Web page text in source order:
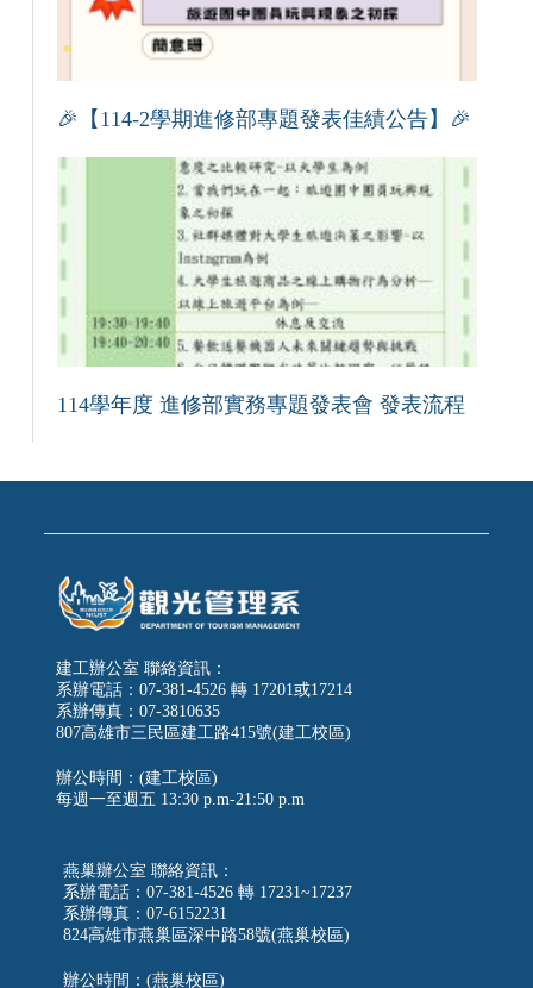
🎉【114-2學期進修部專題發表佳績公告】🎉
114學年度 進修部實務專題發表會 發表流程
建工辦公室 聯絡資訊：
系辦電話：07-381-4526 轉 17201或17214
系辦傳真：07-3810635
807高雄市三民區建工路415號(建工校區)
辦公時間：(建工校區)
每週一至週五 13:30 p.m-21:50 p.m
燕巢辦公室 聯絡資訊：
系辦電話：07-381-4526 轉 17231~17237
系辦傳真：07-6152231
824高雄市燕巢區深中路58號(燕巢校區)
辦公時間：(燕巢校區)